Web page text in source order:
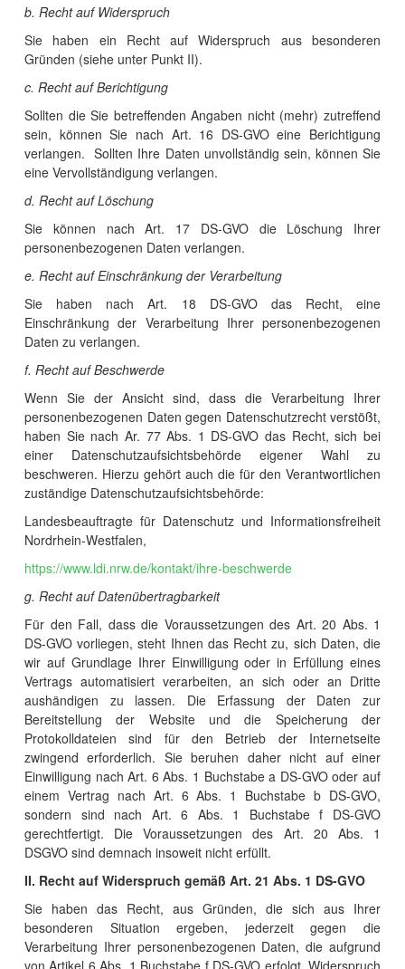
b. Recht auf Widerspruch
Sie haben ein Recht auf Widerspruch aus besonderen
Gründen (siehe unter Punkt II).
c. Recht auf Berichtigung
Sollten die Sie betreffenden Angaben nicht (mehr) zutreffend
sein, können Sie nach Art. 16 DS-GVO eine Berichtigung
verlangen. Sollten Ihre Daten unvollständig sein, können Sie
eine Vervollständigung verlangen.
d. Recht auf Löschung
Sie können nach Art. 17 DS-GVO die Löschung Ihrer
personenbezogenen Daten verlangen.
e. Recht auf Einschränkung der Verarbeitung
Sie haben nach Art. 18 DS-GVO das Recht, eine
Einschränkung der Verarbeitung Ihrer personenbezogenen
Daten zu verlangen.
f. Recht auf Beschwerde
Wenn Sie der Ansicht sind, dass die Verarbeitung Ihrer
personenbezogenen Daten gegen Datenschutzrecht verstößt,
haben Sie nach Ar. 77 Abs. 1 DS-GVO das Recht, sich bei
einer Datenschutzaufsichtsbehörde eigener Wahl zu
beschweren. Hierzu gehört auch die für den Verantwortlichen
zuständige Datenschutzaufsichtsbehörde:
Landesbeauftragte für Datenschutz und Informationsfreiheit
Nordrhein-Westfalen,
https://www.ldi.nrw.de/kontakt/ihre-beschwerde
g. Recht auf Datenübertragbarkeit
Für den Fall, dass die Voraussetzungen des Art. 20 Abs. 1
DS-GVO vorliegen, steht Ihnen das Recht zu, sich Daten, die
wir auf Grundlage Ihrer Einwilligung oder in Erfüllung eines
Vertrags automatisiert verarbeiten, an sich oder an Dritte
aushändigen zu lassen. Die Erfassung der Daten zur
Bereitstellung der Website und die Speicherung der
Protokolldateien sind für den Betrieb der Internetseite
zwingend erforderlich. Sie beruhen daher nicht auf einer
Einwilligung nach Art. 6 Abs. 1 Buchstabe a DS-GVO oder auf
einem Vertrag nach Art. 6 Abs. 1 Buchstabe b DS-GVO,
sondern sind nach Art. 6 Abs. 1 Buchstabe f DS-GVO
gerechtfertigt. Die Voraussetzungen des Art. 20 Abs. 1
DSGVO sind demnach insoweit nicht erfüllt.
II. Recht auf Widerspruch gemäß Art. 21 Abs. 1 DS-GVO
Sie haben das Recht, aus Gründen, die sich aus Ihrer
besonderen Situation ergeben, jederzeit gegen die
Verarbeitung Ihrer personenbezogenen Daten, die aufgrund